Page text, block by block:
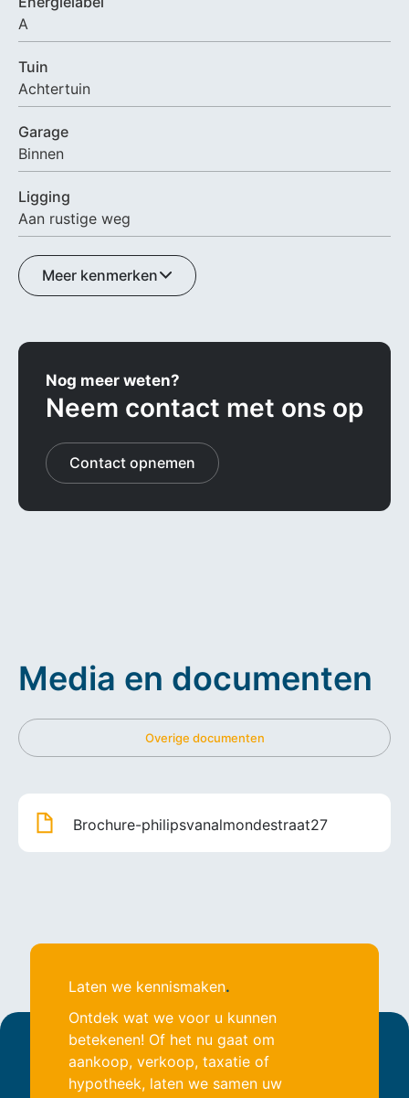
A
Tuin
Achtertuin
Garage
Binnen
Ligging
Aan rustige weg
Meer kenmerken
Nog meer weten?
Neem contact met ons op
Contact opnemen
Media en documenten
Overige documenten
Brochure-philipsvanalmondestraat27
Laten we kennismaken.
Ontdek wat we voor u kunnen
betekenen! Of het nu gaat om
aankoop, verkoop, taxatie of
hypotheek, laten we samen uw